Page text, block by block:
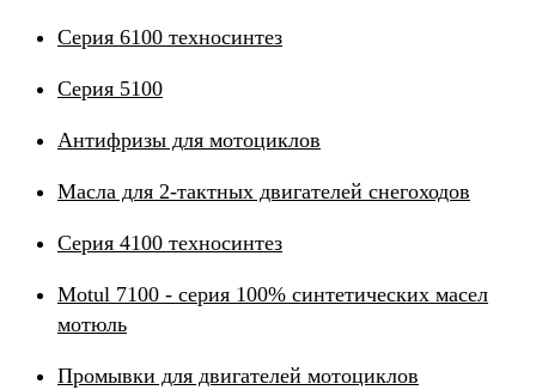
Серия 6100 техносинтез
Серия 5100
Антифризы для мотоциклов
Масла для 2-тактных двигателей снегоходов
Серия 4100 техносинтез
Motul 7100 - серия 100% синтетических масел
мотюль
Промывки для двигателей мотоциклов